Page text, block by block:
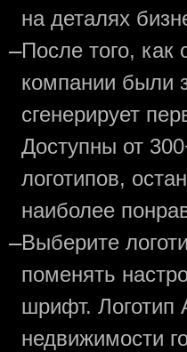
на деталях
—После того, как
компании были
сгенерирует
Доступны от
логотипов,
наиболее
—Выберите
поменять
шрифт. Логотип
недвижимости